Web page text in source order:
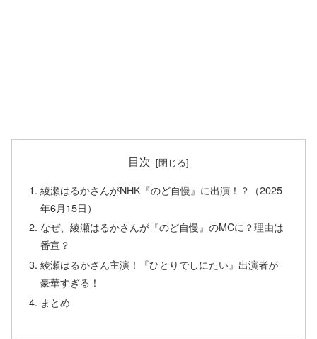
目次
綾瀬はるかさんがNHK『のど自慢』に出演！？（2025
年6月15日）
なぜ、綾瀬はるかさんが『のど自慢』のMCに？理由は
番宣？
綾瀬はるかさん主演！『ひとりでしにたい』出演者が
豪華すぎる！
まとめ